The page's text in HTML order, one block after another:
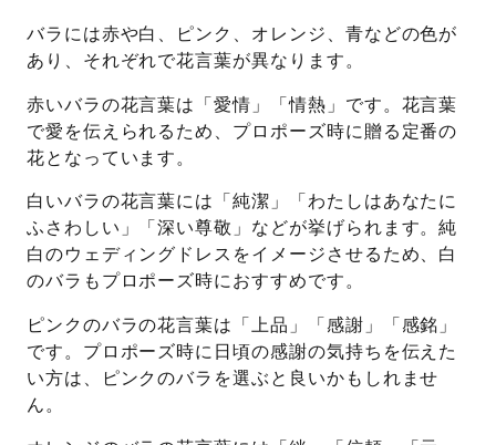
バラには赤や白、ピンク、オレンジ、青などの色が
あり、それぞれで花言葉が異なります。
赤いバラの花言葉は「愛情」「情熱」です。花言葉
で愛を伝えられるため、プロポーズ時に贈る定番の
花となっています。
白いバラの花言葉には「純潔」「わたしはあなたに
ふさわしい」「深い尊敬」などが挙げられます。純
白のウェディングドレスをイメージさせるため、白
のバラもプロポーズ時におすすめです。
ピンクのバラの花言葉は「上品」「感謝」「感銘」
です。プロポーズ時に日頃の感謝の気持ちを伝えた
い方は、ピンクのバラを選ぶと良いかもしれませ
ん。